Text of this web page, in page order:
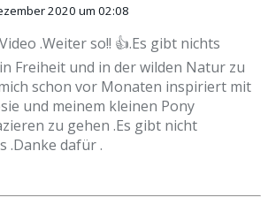
2020 um 02:08
.Weiter so!! 👍.Es gibt nichts
Freiheit und in der wilden Natur zu
schon vor Monaten inspiriert mit
und meinem kleinen Pony
zu gehen .Es gibt nicht
.Danke dafür .